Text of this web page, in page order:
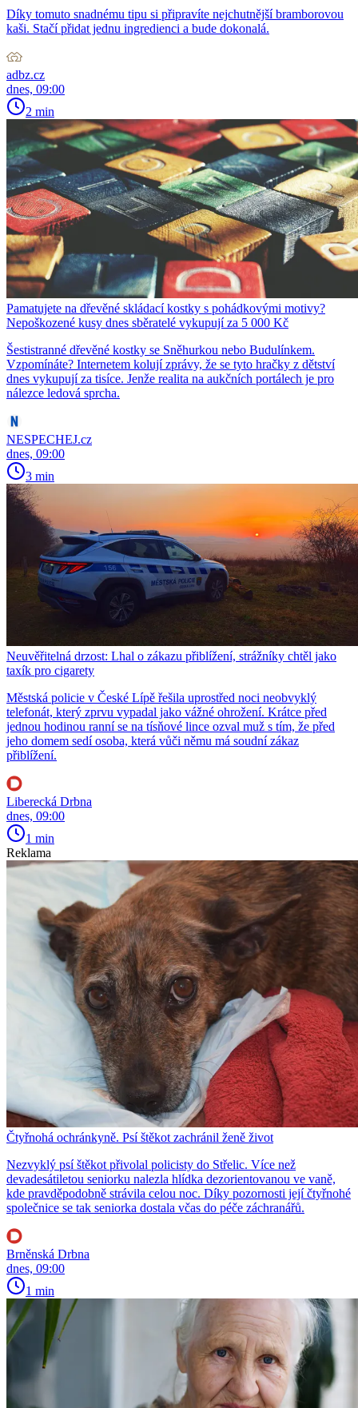
Díky tomuto snadnému tipu si připravíte nejchutnější bramborovou
kaši. Stačí přidat jednu ingredienci a bude dokonalá.
adbz.cz
dnes, 09:00
2 min
Pamatujete na dřevěné skládací kostky s pohádkovými motivy?
Nepoškozené kusy dnes sběratelé vykupují za 5 000 Kč
Šestistranné dřevěné kostky se Sněhurkou nebo Budulínkem.
Vzpomínáte? Internetem kolují zprávy, že se tyto hračky z dětství
dnes vykupují za tisíce. Jenže realita na aukčních portálech je pro
nálezce ledová sprcha.
NESPECHEJ.cz
dnes, 09:00
3 min
Neuvěřitelná drzost: Lhal o zákazu přiblížení, strážníky chtěl jako
taxík pro cigarety
Městská policie v České Lípě řešila uprostřed noci neobvyklý
telefonát, který zprvu vypadal jako vážné ohrožení. Krátce před
jednou hodinou ranní se na tísňové lince ozval muž s tím, že před
jeho domem sedí osoba, která vůči němu má soudní zákaz
přiblížení.
Liberecká Drbna
dnes, 09:00
1 min
Reklama
Čtyřnohá ochránkyně. Psí štěkot zachránil ženě život
Nezvyklý psí štěkot přivolal policisty do Střelic. Více než
devadesátiletou seniorku nalezla hlídka dezorientovanou ve vaně,
kde pravděpodobně strávila celou noc. Díky pozornosti její čtyřnohé
společnice se tak seniorka dostala včas do péče záchranářů.
Brněnská Drbna
dnes, 09:00
1 min